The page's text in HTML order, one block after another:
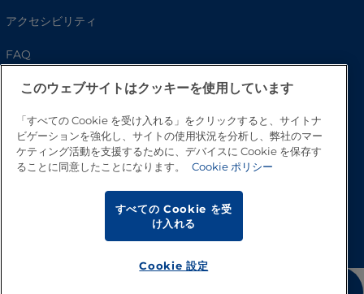
アクセシビリティ
FAQ
このウェブサイトはクッキーを使用しています
「すべての Cookie を受け入れる」をクリックすると、サイトナ
ビゲーションを強化し、サイトの使用状況を分析し、弊社のマー
ケティング活動を支援するために、デバイスに Cookie を保存す
ることに同意したことになります。
Cookie ポリシー
すべての Cookie を受
け入れる
Cookie 設定